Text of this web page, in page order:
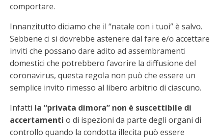
comportare.
Innanzitutto diciamo che il “natale con i tuoi” è salvo.
Sebbene ci si dovrebbe astenere dal fare e/o accettare
inviti che possano dare adito ad assembramenti
domestici che potrebbero favorire la diffusione del
coronavirus, questa regola non può che essere un
semplice invito rimesso al libero arbitrio di ciascuno.
Infatti la “privata dimora” non è suscettibile di
accertamenti o di ispezioni da parte degli organi di
controllo quando la condotta illecita può essere